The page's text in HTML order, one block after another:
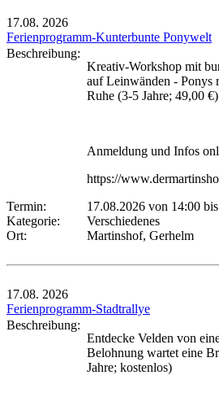
17.08. 2026
Ferienprogramm-Kunterbunte Ponywelt
Beschreibung:
Kreativ-Workshop mit
auf Leinwänden - Ponys
Ruhe (3-5 Jahre; 49,00 €)
Anmeldung und Infos
https://
Termin:
17.08.2026 von 14:00
Kategorie:
Verschiedenes
Ort:
Martinshof, Gerhelm
17.08. 2026
Ferienprogramm-Stadtrallye
Beschreibung:
Entdecke Velden von
Belohnung wartet eine
Jahre; kostenlos)